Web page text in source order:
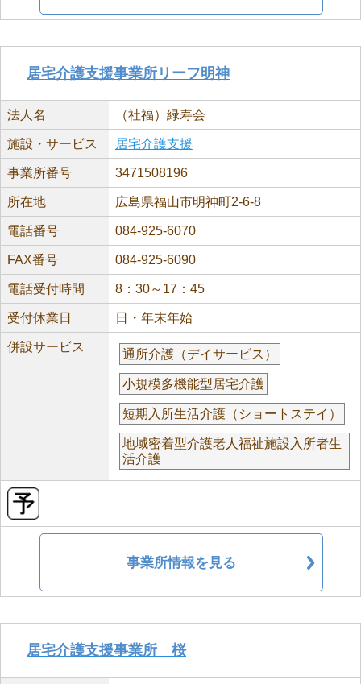
居宅介護支援事業所リーフ明神
法人名 （社福）緑寿会
施設・サービス 居宅介護支援
事業所番号 3471508196
所在地 広島県福山市明神町2-6-8
電話番号 084-925-6070
FAX番号 084-925-6090
電話受付時間 8：30～17：45
受付休業日 日・年末年始
併設サービス
通所介護（デイサービス）
小規模多機能型居宅介護
短期入所生活介護（ショートステイ）
地域密着型介護老人福祉施設入所者生
活介護
事業所情報を見る
居宅介護支援事業所 桜